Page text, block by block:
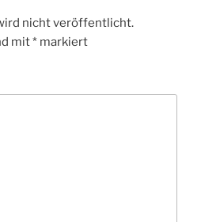
nicht veröffentlicht.
mit* markiert